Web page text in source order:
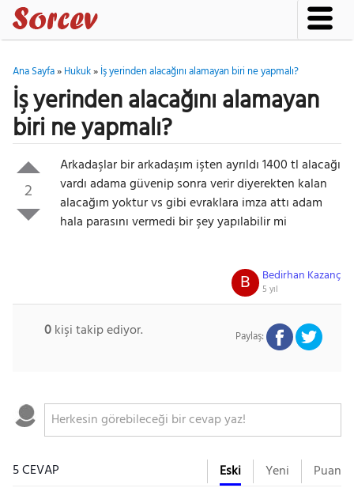
Ana Sayfa»Hukuk»İş yerinden alacağını alamayan biri ne yapmalı?
İş yerinden alacağını alamayan
biri ne yapmalı?
2
Arkadaşlar bir arkadaşım işten ayrıldı 1400 tl alacağı
vardı adama güvenip sonra verir diyerekten kalan
alacağım yoktur vs gibi evraklara imza attı adam
hala parasını vermedi bir şey yapılabilir mi
Bedirhan Kazanç
5 yıl
B
0kişi takip ediyor. Paylaş:
5 CEVAP Eski Yeni Puan